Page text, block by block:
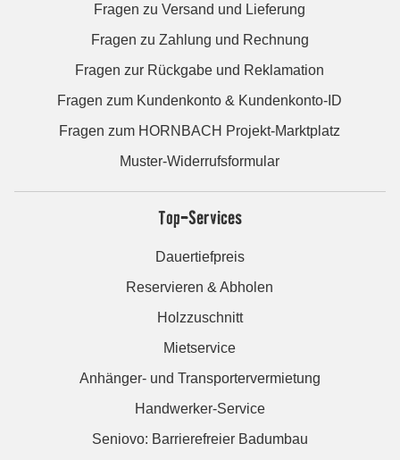
Fragen zu Versand und Lieferung
Fragen zu Zahlung und Rechnung
Fragen zur Rückgabe und Reklamation
Fragen zum Kundenkonto & Kundenkonto-ID
Fragen zum HORNBACH Projekt-Marktplatz
Muster-Widerrufsformular
Top-Services
Dauertiefpreis
Reservieren & Abholen
Holzzuschnitt
Mietservice
Anhänger- und Transportervermietung
Handwerker-Service
Seniovo: Barrierefreier Badumbau